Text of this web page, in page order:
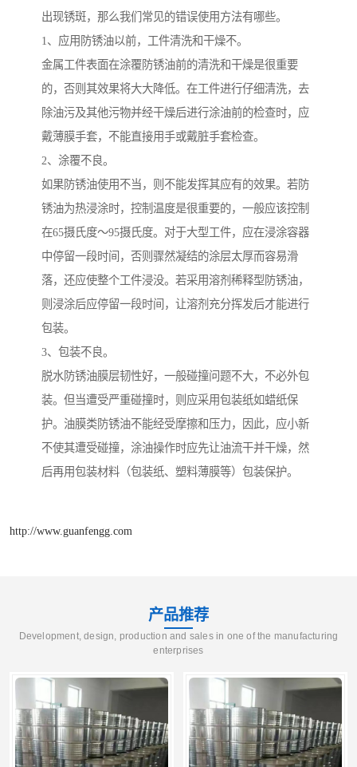
出现锈斑，那么我们常见的错误使用方法有哪些。
1、应用防锈油以前，工件清洗和干燥不。
金属工件表面在涂覆防锈油前的清洗和干燥是很重要
的，否则其效果将大大降低。在工件进行仔细清洗，去
除油污及其他污物并经干燥后进行涂油前的检查时，应
戴薄膜手套，不能直接用手或戴脏手套检查。
2、涂覆不良。
如果防锈油使用不当，则不能发挥其应有的效果。若防
锈油为热浸涂时，控制温度是很重要的，一般应该控制
在65摄氏度～95摄氏度。对于大型工件，应在浸涂容器
中停留一段时间，否则骤然凝结的涂层太厚而容易滑
落，还应使整个工件浸没。若采用溶剂稀释型防锈油，
则浸涂后应停留一段时间，让溶剂充分挥发后才能进行
包装。
3、包装不良。
脱水防锈油膜层韧性好，一般碰撞问题不大，不必外包
装。但当遭受严重碰撞时，则应采用包装纸如蜡纸保
护。油膜类防锈油不能经受摩擦和压力，因此，应小新
不使其遭受碰撞，涂油操作时应先让油流干并干燥，然
后再用包装材料（包装纸、塑料薄膜等）包装保护。
http://www.guanfengg.com
产品推荐
Development, design, production and sales in one of the manufacturing
enterprises